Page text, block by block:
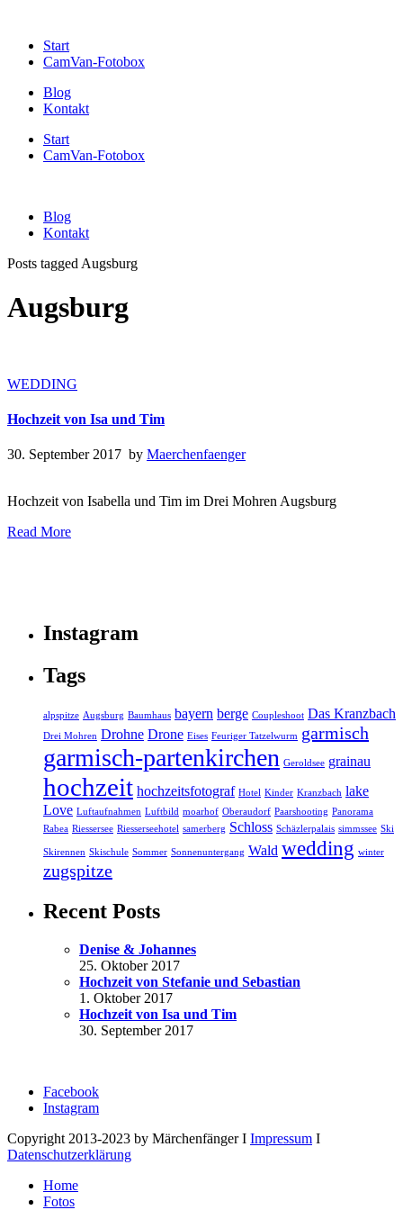
Start
CamVan-Fotobox
Blog
Kontakt
Start
CamVan-Fotobox
Blog
Kontakt
Posts tagged Augsburg
Augsburg
WEDDING
Hochzeit von Isa und Tim
30. September 2017 by Maerchenfaenger
Hochzeit von Isabella und Tim im Drei Mohren Augsburg
Read More
Instagram
Tags
alpspitze Augsburg Baumhaus bayern berge Coupleshoot Das Kranzbach
Drei Mohren Drohne Drone Eises Feuriger Tatzelwurm garmisch
garmisch-partenkirchen Geroldsee grainau
hochzeit hochzeitsfotograf Hotel Kinder Kranzbach lake
Love Luftaufnahmen Luftbild moarhof Oberaudorf Paarshooting Panorama
Rabea Riessersee Riesserseehotel samerberg Schloss Schäzlerpalais simmssee Ski
Skirennen Skischule Sommer Sonnenuntergang Wald wedding winter
zugspitze
Recent Posts
Denise & Johannes
25. Oktober 2017
Hochzeit von Stefanie und Sebastian
1. Oktober 2017
Hochzeit von Isa und Tim
30. September 2017
Facebook
Instagram
Copyright 2013-2023 by Märchenfänger I Impressum I
Datenschutzerklärung
Home
Fotos